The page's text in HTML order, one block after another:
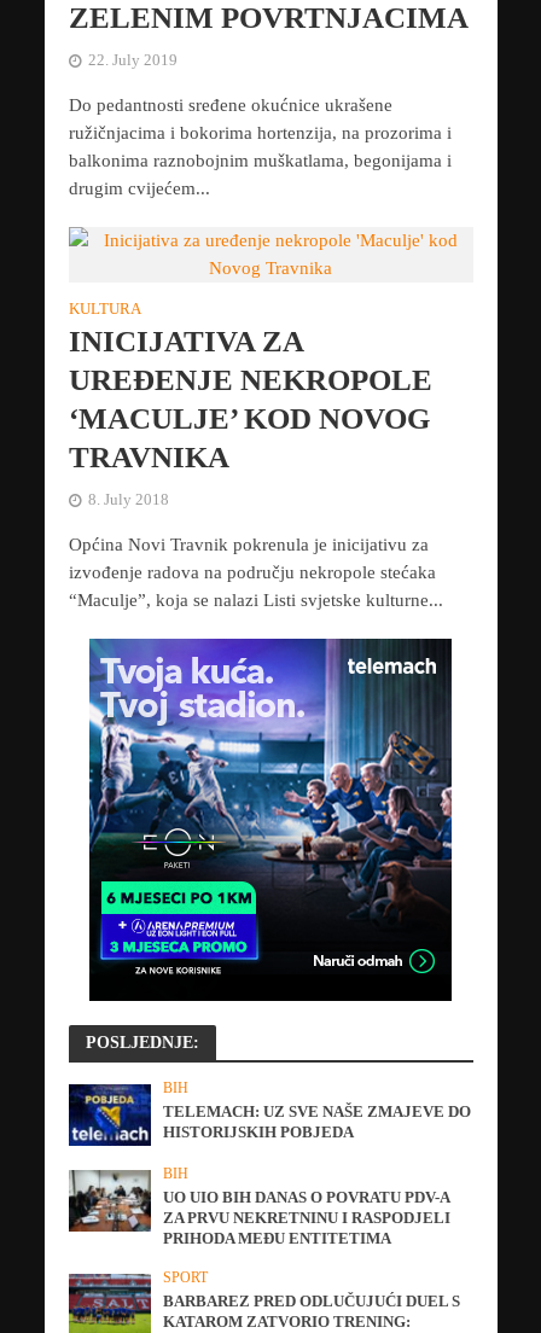
ZELENIM POVRTNJACIMA
22. July 2019
Do pedantnosti sređene okućnice ukrašene
ružičnjacima i bokorima hortenzija, na prozorima i
balkonima raznobojnim muškatlama, begonijama i
drugim cvijećem...
KULTURA
INICIJATIVA ZA
UREĐENJE NEKROPOLE
‘MACULJE’ KOD NOVOG
TRAVNIKA
8. July 2018
Općina Novi Travnik pokrenula je inicijativu za
izvođenje radova na području nekropole stećaka
“Maculje”, koja se nalazi Listi svjetske kulturne...
POSLJEDNJE:
BIH
TELEMACH: UZ SVE NAŠE ZMAJEVE DO
HISTORIJSKIH POBJEDA
BIH
UO UIO BIH DANAS O POVRATU PDV-A
ZA PRVU NEKRETNINU I RASPODJELI
PRIHODA MEĐU ENTITETIMA
SPORT
BARBAREZ PRED ODLUČUJUĆI DUEL S
KATAROM ZATVORIO TRENING: